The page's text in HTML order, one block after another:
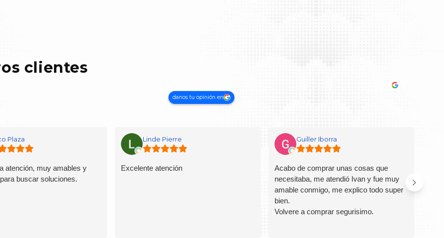
clientes
danos tu opinión en
Plaza
atención, muy amables y
buscar soluciones.
Linde Pierre
Excelente atención
Guiller Iborra
Acabo de comprar unas cosas que
necesitaba, me atendió Ivan y fue muy
amable conmigo, me explico todo super
bien.
Volvere a comprar segurisimo.